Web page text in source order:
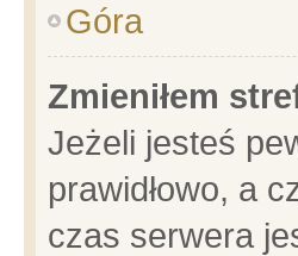
Góra
Zmieniłem
Jeżeli jesteś
prawidłowo, a
czas serwera